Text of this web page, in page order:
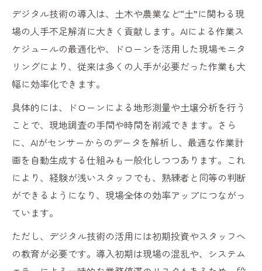
デジタル技術の導入は、土木や農業など“土”に関わる現
場の人手不足解消に大きく貢献します。AIによる作業ス
ケジュールの最適化や、ドローンを活用した現場モニタ
リングにより、従来は多くの人手が必要だった作業も大
幅に効率化できます。
具体的には、ドローンによる地形測量や土壌分析を行う
ことで、現地調査の手間や時間を削減できます。さら
に、AIがセンサーからのデータを解析し、最適な作業計
画を自動生成する仕組みも一般化しつつあります。これ
により、経験が浅いスタッフでも、熟練者と同等の判断
ができるようになり、現場全体の効率アップにつながっ
ています。
ただし、デジタル技術の活用には初期投資やスタッフへ
の教育が必要です。導入初期は現場の混乱や、システム